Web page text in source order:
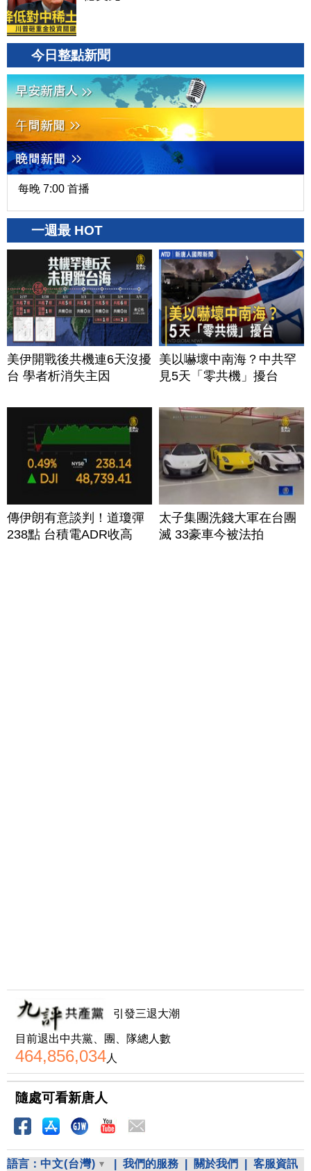
今日整點新聞
每晚 7:00 首播
一週最 HOT
美伊開戰後共機連6天沒擾
台 學者析消失主因
美以嚇壞中南海？中共罕
見5天「零共機」擾台
傳伊朗有意談判！道瓊彈
238點 台積電ADR收高
太子集團洗錢大軍在台團
滅 33豪車今被法拍
引發三退大潮
目前退出中共黨、團、隊總人數
464,856,034人
隨處可看新唐人
語言： 中文(台灣) 我們的服務 關於我們 客服資訊